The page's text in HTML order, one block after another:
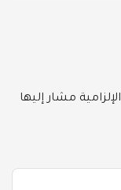
مشار إليها